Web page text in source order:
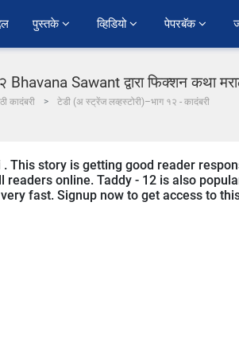
पुस्तके व्हिडियो पेपरबॅक
Sawant द्वारा फिक्शन कथा
कादंबरी टेडी (अ स्ट्रेंज लव्हस्टोरी)–भाग १२ - कादंबरी
This story is getting good reader
online. Taddy - 12 is also
fast. Signup now to get access to